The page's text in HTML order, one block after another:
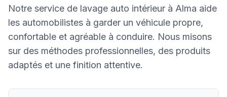
Notre service de lavage auto intérieur à Alma aide
les automobilistes à garder un véhicule propre,
confortable et agréable à conduire. Nous misons
sur des méthodes professionnelles, des produits
adaptés et une finition attentive.